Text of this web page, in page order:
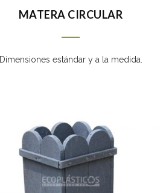
MATERA CIRCULAR
Dimensiones estándar y a la medida.